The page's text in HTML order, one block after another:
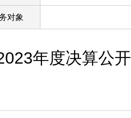
对象
年度决算公开